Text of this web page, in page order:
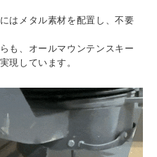
はメタル素材を配置し、不要
も、オールマウンテンスキー
現しています。